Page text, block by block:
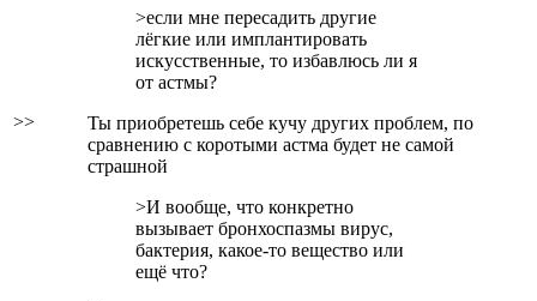
>>
>если мне пересадить другие
лёгкие или имплантировать
искусственные, то избавлюсь ли я
от астмы?
Ты приобретешь себе кучу других проблем, по
сравнению с коротыми астма будет не самой
страшной
>И вообще, что конкретно
вызывает бронхоспазмы вирус,
бактерия, какое-то вещество или
ещё что?